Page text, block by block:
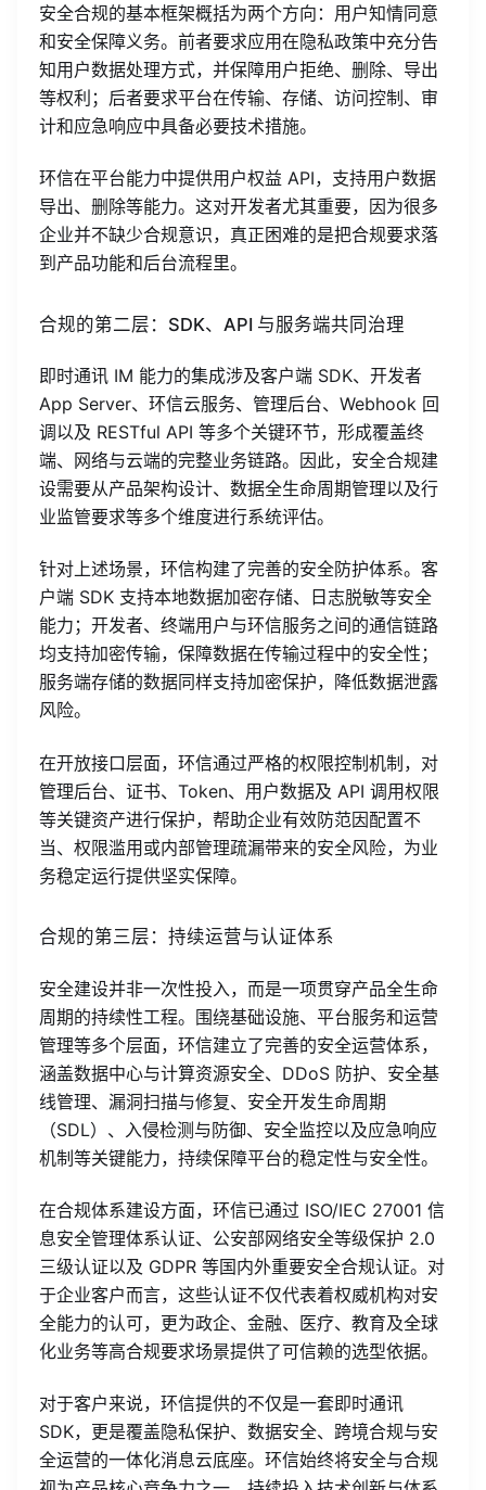
安全合规的基本框架概括为两个方向：用户知情同意
和安全保障义务。前者要求应用在隐私政策中充分告
知用户数据处理方式，并保障用户拒绝、删除、导出
等权利；后者要求平台在传输、存储、访问控制、审
计和应急响应中具备必要技术措施。
环信在平台能力中提供用户权益 API，支持用户数据
导出、删除等能力。这对开发者尤其重要，因为很多
企业并不缺少合规意识，真正困难的是把合规要求落
到产品功能和后台流程里。
合规的第二层：SDK、API 与服务端共同治理
即时通讯 IM 能力的集成涉及客户端 SDK、开发者
App Server、环信云服务、管理后台、Webhook 回
调以及 RESTful API 等多个关键环节，形成覆盖终
端、网络与云端的完整业务链路。因此，安全合规建
设需要从产品架构设计、数据全生命周期管理以及行
业监管要求等多个维度进行系统评估。
针对上述场景，环信构建了完善的安全防护体系。客
户端 SDK 支持本地数据加密存储、日志脱敏等安全
能力；开发者、终端用户与环信服务之间的通信链路
均支持加密传输，保障数据在传输过程中的安全性；
服务端存储的数据同样支持加密保护，降低数据泄露
风险。
在开放接口层面，环信通过严格的权限控制机制，对
管理后台、证书、Token、用户数据及 API 调用权限
等关键资产进行保护，帮助企业有效防范因配置不
当、权限滥用或内部管理疏漏带来的安全风险，为业
务稳定运行提供坚实保障。
合规的第三层：持续运营与认证体系
安全建设并非一次性投入，而是一项贯穿产品全生命
周期的持续性工程。围绕基础设施、平台服务和运营
管理等多个层面，环信建立了完善的安全运营体系，
涵盖数据中心与计算资源安全、DDoS 防护、安全基
线管理、漏洞扫描与修复、安全开发生命周期
（SDL）、入侵检测与防御、安全监控以及应急响应
机制等关键能力，持续保障平台的稳定性与安全性。
在合规体系建设方面，环信已通过 ISO/IEC 27001 信
息安全管理体系认证、公安部网络安全等级保护 2.0
三级认证以及 GDPR 等国内外重要安全合规认证。对
于企业客户而言，这些认证不仅代表着权威机构对安
全能力的认可，更为政企、金融、医疗、教育及全球
化业务等高合规要求场景提供了可信赖的选型依据。
对于客户来说，环信提供的不仅是一套即时通讯
SDK，更是覆盖隐私保护、数据安全、跨境合规与安
全运营的一体化消息云底座。环信始终将安全与合规